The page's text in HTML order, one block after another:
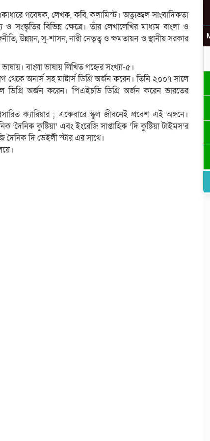
গবেষক, লেখক, কবি, কলামিস্ট। অত্যুজ্জল সাংবাদিকতা
বিভিন্ন ক্ষেত্রে। তাঁর লেখালেখির মাধ্যম বাংলা ও
উন্নয়ন, সু-শাসন, নারী নেতৃত্ব ও ক্ষমতায়ন ও স্থানীয় সরকার
বাংলা ভাষায় লিখিত গহ্নের সংখ্যা-৫।
অনার্স সহ মাষ্টার্স ডিগ্রি অর্জন করেন। তিনি ২০০৭ সালে
ডিগ্রি অর্জন করেন। পিএইচডি ডিগ্রি অর্জন করেন ভারতের
ক্যারিয়ার ; একেবারে স্কুল জীবনেই প্রবেশ এই অঙ্গনে।
’দৈনিক কুষ্টিয়া’ এবং ইংরেজি সাপ্তাহিক ‘দি কুষ্টিয়া টাইমস’র
দৈনিক দি ডেইলী স্টার এর সাথে।